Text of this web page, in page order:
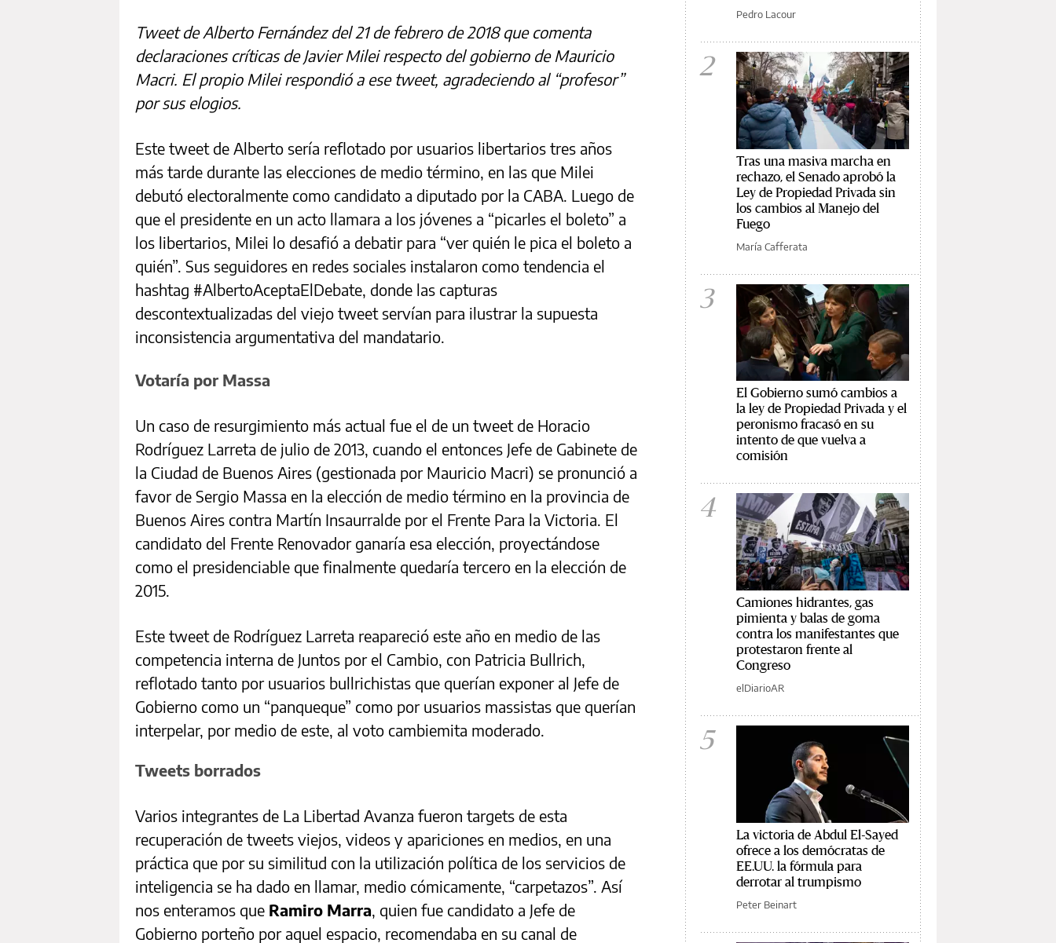
Tweet de Alberto Fernández del 21 de febrero de 2018 que comenta
declaraciones críticas de Javier Milei respecto del gobierno de Mauricio
Macri. El propio Milei respondió a ese tweet, agradeciendo al “profesor”
por sus elogios.
Este tweet de Alberto sería reflotado por usuarios libertarios tres años
más tarde durante las elecciones de medio término, en las que Milei
debutó electoralmente como candidato a diputado por la CABA. Luego de
que el presidente en un acto llamara a los jóvenes a “picarles el boleto” a
los libertarios, Milei lo desafió a debatir para “ver quién le pica el boleto a
quién”. Sus seguidores en redes sociales instalaron como tendencia el
hashtag #AlbertoAceptaElDebate, donde las capturas
descontextualizadas del viejo tweet servían para ilustrar la supuesta
inconsistencia argumentativa del mandatario.
Votaría por Massa
Un caso de resurgimiento más actual fue el de un tweet de Horacio
Rodríguez Larreta de julio de 2013, cuando el entonces Jefe de Gabinete de
la Ciudad de Buenos Aires (gestionada por Mauricio Macri) se pronunció a
favor de Sergio Massa en la elección de medio término en la provincia de
Buenos Aires contra Martín Insaurralde por el Frente Para la Victoria. El
candidato del Frente Renovador ganaría esa elección, proyectándose
como el presidenciable que finalmente quedaría tercero en la elección de
2015.
Este tweet de Rodríguez Larreta reapareció este año en medio de las
competencia interna de Juntos por el Cambio, con Patricia Bullrich,
reflotado tanto por usuarios bullrichistas que querían exponer al Jefe de
Gobierno como un “panqueque” como por usuarios massistas que querían
interpelar, por medio de este, al voto cambiemita moderado.
Tweets borrados
Varios integrantes de La Libertad Avanza fueron targets de esta
recuperación de tweets viejos, videos y apariciones en medios, en una
práctica que por su similitud con la utilización política de los servicios de
inteligencia se ha dado en llamar, medio cómicamente, “carpetazos”. Así
nos enteramos que Ramiro Marra, quien fue candidato a Jefe de
Gobierno porteño por aquel espacio, recomendaba en su canal de
Pedro Lacour
2
Tras una masiva marcha en
rechazo, el Senado aprobó la
Ley de Propiedad Privada sin
los cambios al Manejo del
Fuego
María Cafferata
3
El Gobierno sumó cambios a
la ley de Propiedad Privada y el
peronismo fracasó en su
intento de que vuelva a
comisión
4
Camiones hidrantes, gas
pimienta y balas de goma
contra los manifestantes que
protestaron frente al
Congreso
elDiarioAR
5
La victoria de Abdul El-Sayed
ofrece a los demócratas de
EE.UU. la fórmula para
derrotar al trumpismo
Peter Beinart